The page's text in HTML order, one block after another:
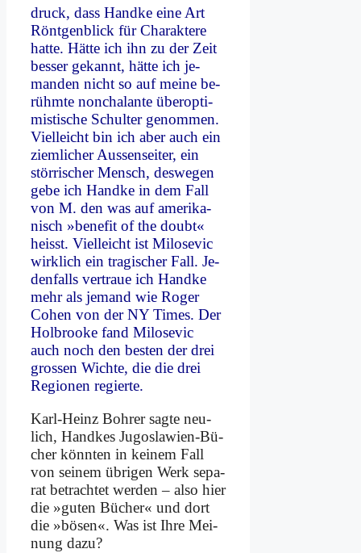
druck, dass Hand­ke ei­ne Art
Rönt­gen­blick für Cha­rak­te­re
hat­te. Hät­te ich ihn zu der Zeit
bes­ser ge­kannt, hät­te ich je­
man­den nicht so auf mei­ne be­
rühm­te non­cha­lan­te über­op­ti­
mi­sti­sche Schul­ter ge­nom­men.
Viel­leicht bin ich aber auch ein
ziem­li­cher Au­ssen­sei­ter, ein
stör­ri­scher Mensch, des­we­gen
ge­be ich Hand­ke in dem Fall
von M. den was auf ame­ri­ka­
nisch »be­ne­fit of the doubt«
heisst. Viel­leicht ist Mi­lo­se­vic
wirk­lich ein tra­gi­scher Fall. Je­
den­falls ver­traue ich Hand­ke
mehr als je­mand wie Ro­ger
Co­hen von der NY Times. Der
Hol­broo­ke fand Mi­lo­se­vic
auch noch den be­sten der drei
gro­ssen Wich­te, die die drei
Re­gio­nen re­gier­te.
Karl-Heinz Boh­rer sag­te neu­
lich, Hand­kes Ju­go­sla­wi­en-Bü­
cher könn­ten in kei­nem Fall
von sei­nem üb­ri­gen Werk se­pa­
rat be­trach­tet wer­den – al­so hier
die »gu­ten Bü­cher« und dort
die »bö­sen«. Was ist Ih­re Mei­
nung da­zu?